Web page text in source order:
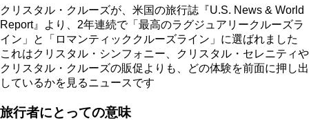
クリスタル・クルーズが、米国の旅行誌『U.S. News & World
Report』より、2年連続で「最高のラグジュアリークルーズラ
イン」と「ロマンティッククルーズライン」に選ばれました
これはクリスタル・シンフォニー、クリスタル・セレニティや
クリスタル・クルーズの販促よりも、どの体験を前面に押し出
しているかを見るニュースです
旅行者にとっての意味